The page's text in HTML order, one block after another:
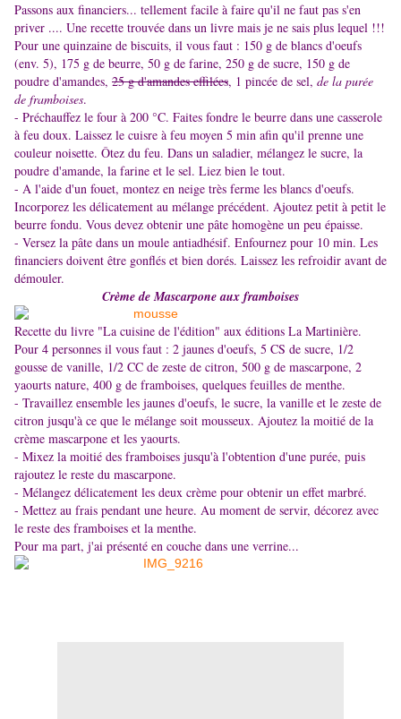
Passons aux financiers... tellement facile à faire qu'il ne faut pas s'en
priver .... Une recette trouvée dans un livre mais je ne sais plus lequel !!!
Pour une quinzaine de biscuits, il vous faut : 150 g de blancs d'oeufs
(env. 5), 175 g de beurre, 50 g de farine, 250 g de sucre, 150 g de
poudre d'amandes, 25 g d'amandes effilées, 1 pincée de sel, de la purée
de framboises.
- Préchauffez le four à 200 °C. Faites fondre le beurre dans une casserole
à feu doux. Laissez le cuisre à feu moyen 5 min afin qu'il prenne une
couleur noisette. Ôtez du feu. Dans un saladier, mélangez le sucre, la
poudre d'amande, la farine et le sel. Liez bien le tout.
- A l'aide d'un fouet, montez en neige très ferme les blancs d'oeufs.
Incorporez les délicatement au mélange précédent. Ajoutez petit à petit le
beurre fondu. Vous devez obtenir une pâte homogène un peu épaisse.
- Versez la pâte dans un moule antiadhésif. Enfournez pour 10 min. Les
financiers doivent être gonflés et bien dorés. Laissez les refroidir avant de
démouler.
Crème de Mascarpone aux framboises
Recette du livre "La cuisine de l'édition" aux éditions La Martinière.
Pour 4 personnes il vous faut : 2 jaunes d'oeufs, 5 CS de sucre, 1/2
gousse de vanille, 1/2 CC de zeste de citron, 500 g de mascarpone, 2
yaourts nature, 400 g de framboises, quelques feuilles de menthe.
- Travaillez ensemble les jaunes d'oeufs, le sucre, la vanille et le zeste de
citron jusqu'à ce que le mélange soit mousseux. Ajoutez la moitié de la
crème mascarpone et les yaourts.
- Mixez la moitié des framboises jusqu'à l'obtention d'une purée, puis
rajoutez le reste du mascarpone.
- Mélangez délicatement les deux crème pour obtenir un effet marbré.
- Mettez au frais pendant une heure. Au moment de servir, décorez avec
le reste des framboises et la menthe.
Pour ma part, j'ai présenté en couche dans une verrine...